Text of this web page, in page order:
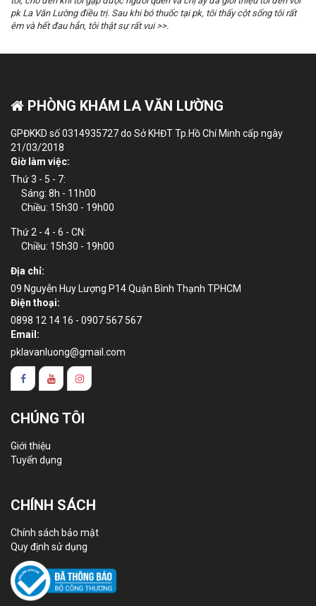
pk La Văn Lường điều trị. Sau khi bó thuốc tại pk, tôi thấy cột sống tôi rất
êm và hết đau hẳn, tôi thật sự rất vui >>.
PHÒNG KHÁM LA VĂN LƯỜNG
GPĐKKD số 0314935727 do Sở KHĐT Tp.Hồ Chí Minh cấp ngày
21/03/2018
Giờ làm việc:
Thứ 3 - 5 - 7:
Sáng: 8h - 11h00
Chiều: 15h30 - 19h00
Thứ 2 - 4 - 6 - CN:
Chiều: 15h30 - 19h00
Địa chỉ:
09 Nguyễn Huy Lượng P14 Quận Bình Thạnh TPHCM
Điện thoại:
0898 12 14 16 - 0907 567 567
Email:
pklavanluong@gmail.com
CHÚNG TÔI
Giới thiệu
Tuyển dụng
CHÍNH SÁCH
Chính sách bảo mật
Quy định sử dụng